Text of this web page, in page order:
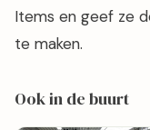
Items en geef ze
te maken.
Ook in de buurt